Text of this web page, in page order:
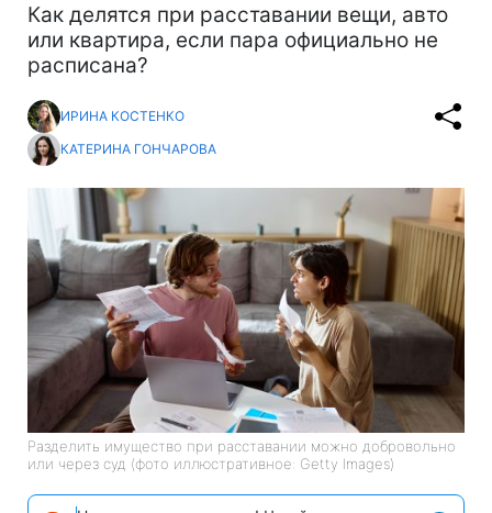
Как делятся при расставании вещи, авто
или квартира, если пара официально не
расписана?
ИРИНА КОСТЕНКО
КАТЕРИНА ГОНЧАРОВА
Разделить имущество при расставании можно добровольно
или через суд (фото иллюстративное: Getty Images)